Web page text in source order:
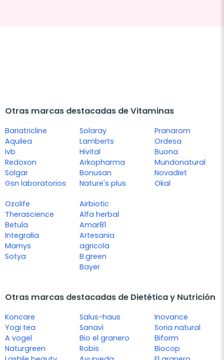
Otras marcas destacadas de Vitaminas
Bariatricline
Aquilea
Ivb
Redoxon
Solgar
Gsn laboratorios
Solaray
Lamberts
Hivital
Arkopharma
Bonusan
Nature's plus
Pranarom
Ordesa
Buona
Mundonatural
Novadiet
Okal
Ozolife
Therascience
Betula
Integralia
Marnys
Sotya
Airbiotic
Alfa herbal
Amar81
Artesania
agricola
B.green
Bayer
Otras marcas destacadas de Dietética y Nutrición
Koncare
Yogi tea
A vogel
Naturgreen
Salus-haus
Sanavi
Bio el granero
Robis
Inovance
Soria natural
Biform
Biocop